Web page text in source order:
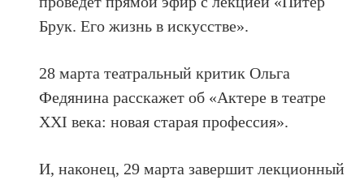
Брук. Его жизнь в искусстве».
28 марта театральный критик Ольга
Федянина расскажет об «Актере в театре
ХХI века: новая старая профессия».
И, наконец, 29 марта завершит лекционный